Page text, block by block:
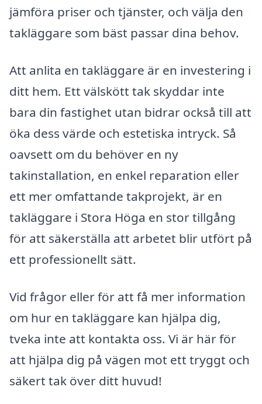
jämföra priser och tjänster, och välja den
takläggare som bäst passar dina behov.
Att anlita en takläggare är en investering i
ditt hem. Ett välskött tak skyddar inte
bara din fastighet utan bidrar också till att
öka dess värde och estetiska intryck. Så
oavsett om du behöver en ny
takinstallation, en enkel reparation eller
ett mer omfattande takprojekt, är en
takläggare i Stora Höga en stor tillgång
för att säkerställa att arbetet blir utfört på
ett professionellt sätt.
Vid frågor eller för att få mer information
om hur en takläggare kan hjälpa dig,
tveka inte att kontakta oss. Vi är här för
att hjälpa dig på vägen mot ett tryggt och
säkert tak över ditt huvud!